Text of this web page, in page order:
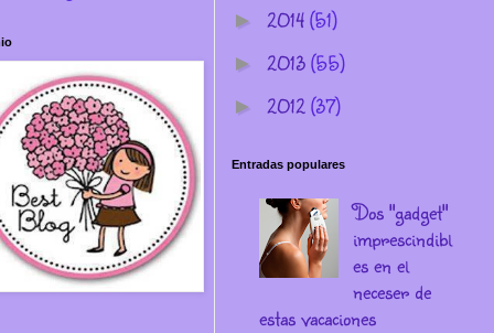
► 2014(51)
► 2013(55)
► 2012(37)
Entradas populares
Dos "gadget"
imprescindibl
es en el
neceser de
estas vacaciones